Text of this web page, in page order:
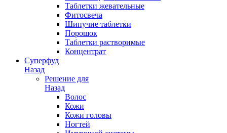
Таблетки жевательные
Фитосвеча
Шипучие таблетки
Порошок
Таблетки растворимые
Концентрат
Суперфуд
Назад
Решение для
Назад
Волос
Кожи
Кожи головы
Ногтей